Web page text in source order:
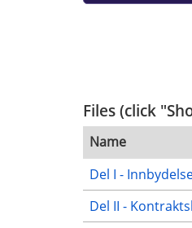
Files (click
Name
Del I -
Del II -